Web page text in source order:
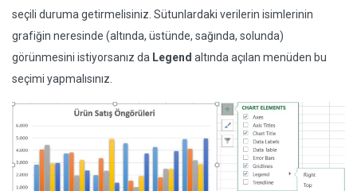
seçili duruma getirmelisiniz. Sütunlardaki verilerin isimlerinin
grafiğin neresinde (altında, üstünde, sağında, solunda)
görünmesini istiyorsanız da Legend altında açılan menüden bu
seçimi yapmalısınız.